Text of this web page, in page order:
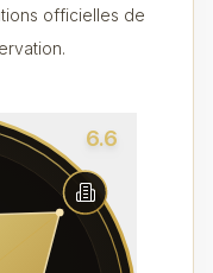
officielles de
6.6